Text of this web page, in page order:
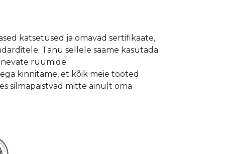
katsetused ja omavad sertifikaate,
Tänu sellele saame kasutada
ruumide
kinnitame, et kõik meie tooted
silmapaistvad mitte ainult oma